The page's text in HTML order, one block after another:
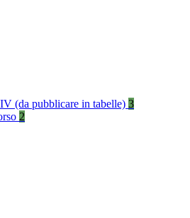
(da pubblicare in tabelle) 3
2